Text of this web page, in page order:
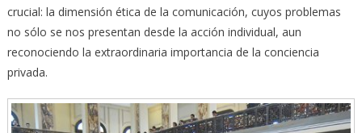
crucial: la dimensión ética de la comunicación, cuyos problemas
no sólo se nos presentan desde la acción individual, aun
reconociendo la extraordinaria importancia de la conciencia
privada.